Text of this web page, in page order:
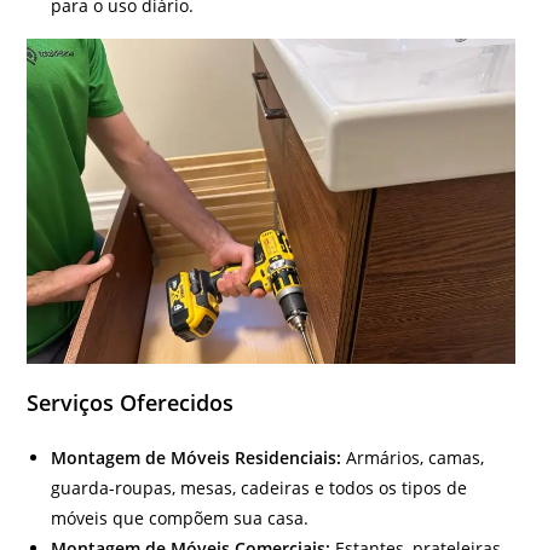
para o uso diário.
Serviços Oferecidos
Montagem de Móveis Residenciais: Armários, camas,
guarda-roupas, mesas, cadeiras e todos os tipos de
móveis que compõem sua casa.